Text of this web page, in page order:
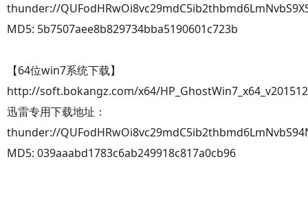
thunder://
MD5: 5b7507aee8b829734bba5190601c723b
【64位win7系统下载】
http://soft.bokangz.com/x64/
迅雷专用下载地址：
thunder://
MD5: 039aaabd1783c6ab249918c817a0cb96